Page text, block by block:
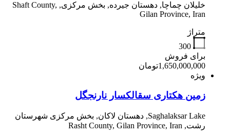
خلیلان چماچا, دهستان جیرده, بخش مرکزی, Shaft County,
Gilan Province, Iran
متراژ
300
برای فروش
1,650,000,000تومان
ویژه
زمین هکتاری سقالکسار نارنجگل
Saghalaksar Lake, دهستان لاکان, بخش مرکزی شهرستان
رشت, Rasht County, Gilan Province, Iran